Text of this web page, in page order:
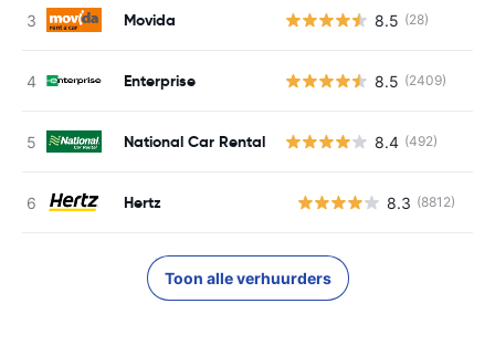
Movida 8.5 (28)
Enterprise 8.5 (2409)
National Car Rental 8.4 (492)
Hertz 8.3 (8812)
Toon alle verhuurders